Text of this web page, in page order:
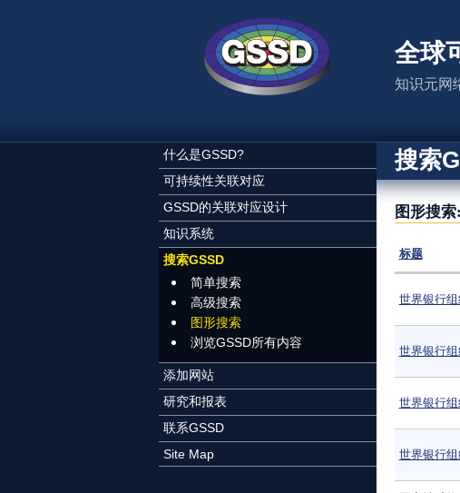
全球
知识元网
什么是GSSD?
可持续性关联对应
GSSD的关联对应设计
知识系统
搜索GSSD
简单搜索
高级搜索
图形搜索
浏览GSSD所有内容
添加网站
研究和报表
联系GSSD
Site Map
搜索
图形搜
标题
世界银行
世界银行
世界银行
世界银行